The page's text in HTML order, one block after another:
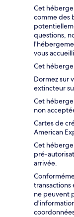
Cet
comme des
questions,
vous
Cet
Dormez sur
extincteur
Cet
non
Cartes de
American
Cet
pré-
arrivée.
transactions
ne peuvent